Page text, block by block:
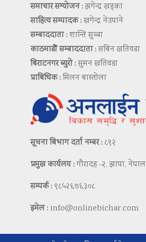
समाचार सम्योजन :झगेन्द्र खड्का
साहित्य सम्पादक :खगेन्द्र नेउपाने
सम्बाददाता :शान्ति सुब्बा
काठमाडौं सम्बाददाता :सबिन खतिवडा
बिराटनगर ब्युरो :सुमन खतिवडा
प्राबिधिक :मिलन बास्तोला
सूचना बिभाग दर्ता नम्बर : ८९२
प्रमुख कार्यलय :गौरादह -२, झापा, नेपाल
सम्पर्क : ९८५२६७६३०८
इमेल : info@onlinebichar.com